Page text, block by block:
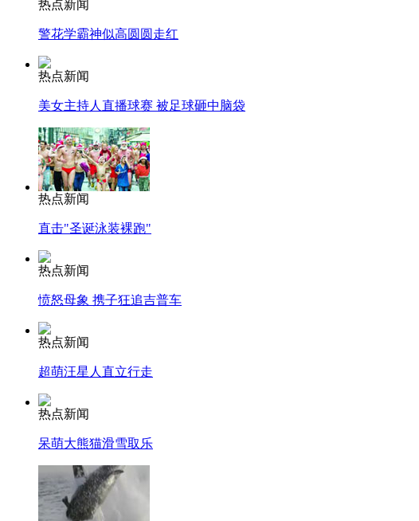
热点新闻
警花学霸神似高圆圆走红
热点新闻
美女主持人直播球赛 被足球砸中脑袋
热点新闻
直击"圣诞泳装裸跑"
热点新闻
愤怒母象 携子狂追吉普车
热点新闻
超萌汪星人直立行走
热点新闻
呆萌大熊猫滑雪取乐